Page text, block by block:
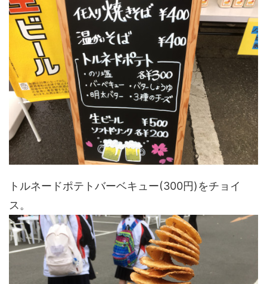
トルネードポテトバーベキュー(300円)をチョイ
ス。